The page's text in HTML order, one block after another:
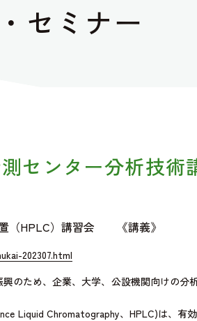
セミナー
センター分析技術
（HPLC）講習会 《講義》
202307.html
のため、企業、大学、公設機関向けの分
Liquid Chromatography、HPLC)は、有